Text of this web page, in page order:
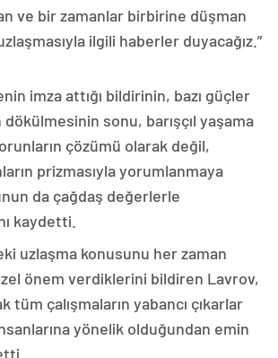
ve bir zamanlar birbirine düşman
ilgili haberler duyacağız.”
imza attığı bildirinin, bazı güçler
sonu, barışçıl yaşama
çözümü olarak değil,
prizmasıyla yorumlanmaya
da çağdaş değerlerle
kaydetti.
uzlaşma konusunu her zaman
önem verdiklerini bildiren Lavrov,
tüm çalışmaların yabancı çıkarlar
yönelik olduğundan emin